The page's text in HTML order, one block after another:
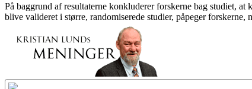
På baggrund af resultaterne konkluderer forskerne bag studiet,
blive valideret i større, randomiserede studier, påpeger